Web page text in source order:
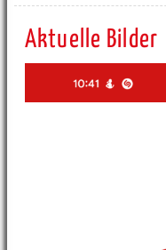
Aktuelle Bilder